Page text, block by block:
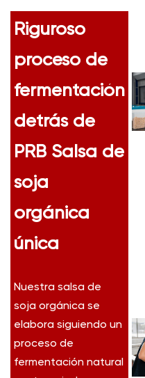
Riguroso
proceso de
fermentación
detrás de
PRB Salsa de
soja
orgánica
única
Nuestra salsa de
soja orgánica se
elabora siguiendo un
proceso de
fermentación natural